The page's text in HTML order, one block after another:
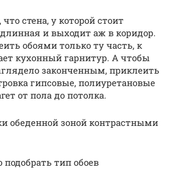
стена, у которой стоит
и выходит аж в коридор.
обоями только ту часть, к
кухонный гарнитур. А чтобы
законченным, приклеить
гипсовые, полиуретановые
от пола до потолка.
обеденной зоной контрастными
тип обоев